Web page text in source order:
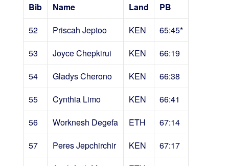
Bib
Name Land
PB
52
Priscah Jeptoo KEN
65:45*
53
Joyce Chepkirui KEN
66:19
54
Gladys Cherono KEN
66:38
55
Cynthia Limo KEN
66:41
56
Worknesh Degefa ETH
67:14
57
Peres Jepchirchir KEN
67:17